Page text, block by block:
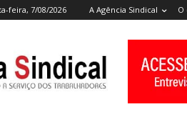
feira, 7/08/2026 A Agência Sindical O